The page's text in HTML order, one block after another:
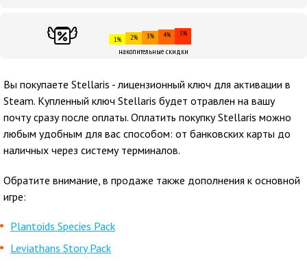
1% 2% 3% 4% 5%
накопительные скидки
Вы покупаете Stellaris - лицензионный ключ для активации в
Steam. Купленный ключ Stellaris будет отравлен на вашу
почту сразу после оплаты. Оплатить покупку Stellaris можно
любым удобным для вас способом: от банковских карты до
наличных через систему терминалов.
Обратите внимание, в продаже также дополнения к основной
игре:
Plantoids Species Pack
Leviathans Story Pack